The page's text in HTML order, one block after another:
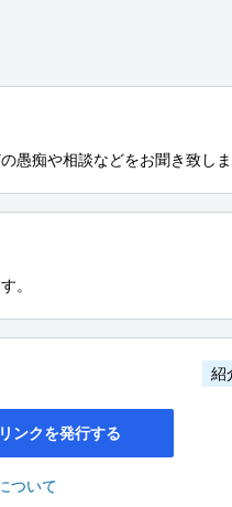
愚痴や相談などをお聞き致しま
。
紹
ンクを発行する
ついて